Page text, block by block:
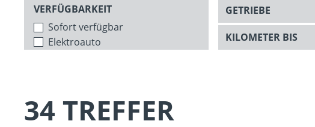
VERFÜGBARKEIT
Sofort verfügbar
Elektroauto
34 TREFFER